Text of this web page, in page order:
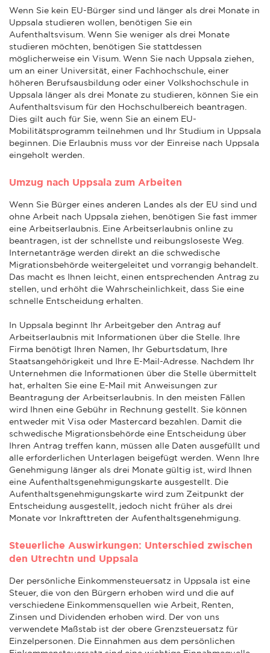
Wenn Sie kein EU-Bürger sind und länger als drei Monate in
Uppsala studieren wollen, benötigen Sie ein
Aufenthaltsvisum. Wenn Sie weniger als drei Monate
studieren möchten, benötigen Sie stattdessen
möglicherweise ein Visum. Wenn Sie nach Uppsala ziehen,
um an einer Universität, einer Fachhochschule, einer
höheren Berufsausbildung oder einer Volkshochschule in
Uppsala länger als drei Monate zu studieren, können Sie ein
Aufenthaltsvisum für den Hochschulbereich beantragen.
Dies gilt auch für Sie, wenn Sie an einem EU-
Mobilitätsprogramm teilnehmen und Ihr Studium in Uppsala
beginnen. Die Erlaubnis muss vor der Einreise nach Uppsala
eingeholt werden.
Umzug nach Uppsala zum Arbeiten
Wenn Sie Bürger eines anderen Landes als der EU sind und
ohne Arbeit nach Uppsala ziehen, benötigen Sie fast immer
eine Arbeitserlaubnis. Eine Arbeitserlaubnis online zu
beantragen, ist der schnellste und reibungsloseste Weg.
Internetanträge werden direkt an die schwedische
Migrationsbehörde weitergeleitet und vorrangig behandelt.
Das macht es Ihnen leicht, einen entsprechenden Antrag zu
stellen, und erhöht die Wahrscheinlichkeit, dass Sie eine
schnelle Entscheidung erhalten.
In Uppsala beginnt Ihr Arbeitgeber den Antrag auf
Arbeitserlaubnis mit Informationen über die Stelle. Ihre
Firma benötigt Ihren Namen, Ihr Geburtsdatum, Ihre
Staatsangehörigkeit und Ihre E-Mail-Adresse. Nachdem Ihr
Unternehmen die Informationen über die Stelle übermittelt
hat, erhalten Sie eine E-Mail mit Anweisungen zur
Beantragung der Arbeitserlaubnis. In den meisten Fällen
wird Ihnen eine Gebühr in Rechnung gestellt. Sie können
entweder mit Visa oder Mastercard bezahlen. Damit die
schwedische Migrationsbehörde eine Entscheidung über
Ihren Antrag treffen kann, müssen alle Daten ausgefüllt und
alle erforderlichen Unterlagen beigefügt werden. Wenn Ihre
Genehmigung länger als drei Monate gültig ist, wird Ihnen
eine Aufenthaltsgenehmigungskarte ausgestellt. Die
Aufenthaltsgenehmigungskarte wird zum Zeitpunkt der
Entscheidung ausgestellt, jedoch nicht früher als drei
Monate vor Inkrafttreten der Aufenthaltsgenehmigung.
Steuerliche Auswirkungen: Unterschied zwischen
den Utrechtn und Uppsala
Der persönliche Einkommensteuersatz in Uppsala ist eine
Steuer, die von den Bürgern erhoben wird und die auf
verschiedene Einkommensquellen wie Arbeit, Renten,
Zinsen und Dividenden erhoben wird. Der von uns
verwendete Maßstab ist der obere Grenzsteuersatz für
Einzelpersonen. Die Einnahmen aus dem persönlichen